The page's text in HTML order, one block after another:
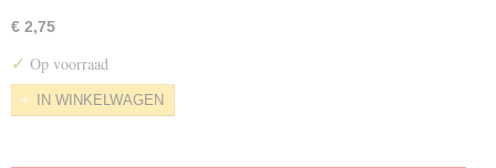
€ 2,75
✓ Op voorraad
IN WINKELWAGEN